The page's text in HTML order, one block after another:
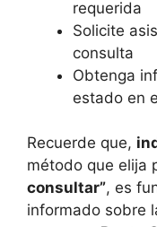
requerida
Solicite
consulta
Obtenga
estado en
Recuerde que,
método que elija
consultar”, es
informado sobre